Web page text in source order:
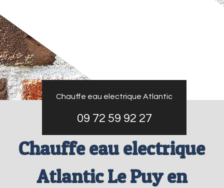
Chauffe eau electrique Atlantic
09 72 59 92 27
Chauffe eau electrique
Atlantic Le Puy en